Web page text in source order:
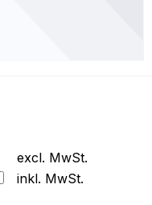
excl. MwSt.
inkl. MwSt.